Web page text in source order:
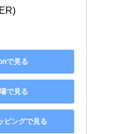
で見る
で見る
ピングで見る